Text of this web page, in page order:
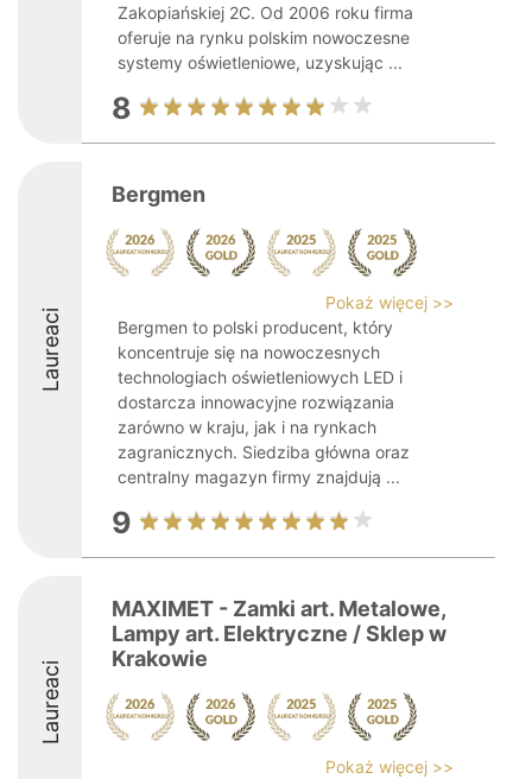
Zakopiańskiej 2C. Od 2006 roku firma
oferuje na rynku polskim nowoczesne
systemy oświetleniowe, uzyskując ...
8
Laureaci
Bergmen
Pokaż więcej >>
Bergmen to polski producent, który
koncentruje się na nowoczesnych
technologiach oświetleniowych LED i
dostarcza innowacyjne rozwiązania
zarówno w kraju, jak i na rynkach
zagranicznych. Siedziba główna oraz
centralny magazyn firmy znajdują ...
9
Laureaci
MAXIMET - Zamki art. Metalowe,
Lampy art. Elektryczne / Sklep w
Krakowie
Pokaż więcej >>